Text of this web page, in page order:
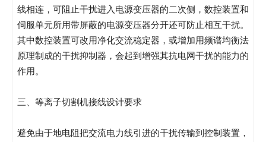
线相连，可阻止干扰进入电源变压器的二次侧，数控装置和
伺服单元所用带屏蔽的电源变压器分开还可防止相互干扰。
其中数控装置可改用净化交流稳定器，或增加用频谱均衡法
原理制成的干扰抑制器，会起到增强其抗电网干扰的能力的
作用。
三、等离子切割机接线设计要求
避免由于地电阻把交流电力线引进的干扰传输到控制装置，